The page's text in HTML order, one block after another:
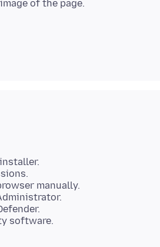
manually.